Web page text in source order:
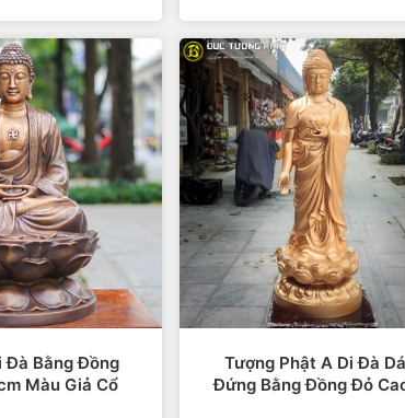
Tượng Phật A Di Đà bằng đồng cực đẹp
tượng Phật A di đà giúp con người thoát
phúc lành. Thờ tượng Phật A di đà trong
nhưng khi con người thấu hiểu chân lý, được
ngộ và sống một cuộc sống thanh tịnh,
chủ của thế giới Cực Lạc phương Tây đại
và hướng về tương lai tốt đẹp hơn.
Đà Bằng Đồng
Màu Giả Cổ
Tượng Phật A Di Đà
Đứng Bằng Đồng Đỏ